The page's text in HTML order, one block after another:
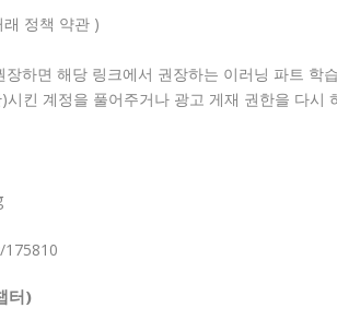
정책 약관 )
하면 해당 링크에서 권장하는 이러닝 파트 학
킨 계정을 풀어주거나 광고 게재 권한을 다시
터)